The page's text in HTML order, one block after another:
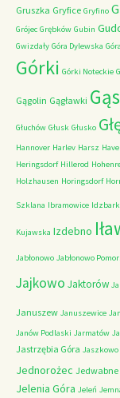
Gruszka Gryfice Gryfino
Grójec Grębków Gubin
Gwizdały Góra Dylewska
Górki Górki Noteckie
Gągolin Gągławki
Głuchów Głusk Głusko
Hannover Harlev Harsz
Heringsdorf Hillerod
Holzhausen Horingsdorf
Szklana Ibramowice Idzbark
Kujawska Izdebno
Jabłonowo Jabłonowo
Jajkowo Jaktorów
Januszew Januszewice
Janów Podlaski Jarmatów
Jastrzębia Góra Jaszkowo
Jednorożec Jedwabne
Jelenia Góra Jeleń